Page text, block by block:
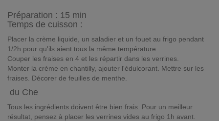
Préparation : 15 min
Temps de cuisson :
Placer la crème liquide, un saladier et un fouet au frigo pendant
1/2h pour qu'ils aient tous la même température.
Couper les fraises en 4 et les répartir dans les verrines.
Monter la crème en chantilly, ajouter l'édulcorant. Mettre sur les
fraises. Décorer de feuilles de menthe.
du Che
Tous les ingrédients doivent être bien frais. Pour un meilleur
résultat, pensez à placer les verrines vides au frigo 1h avant.